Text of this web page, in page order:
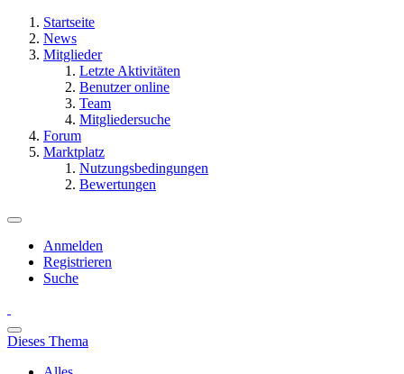
Startseite
News
Mitglieder
Letzte Aktivitäten
Benutzer online
Team
Mitgliedersuche
Forum
Marktplatz
Nutzungsbedingungen
Bewertungen
Anmelden
Registrieren
Suche
Dieses Thema